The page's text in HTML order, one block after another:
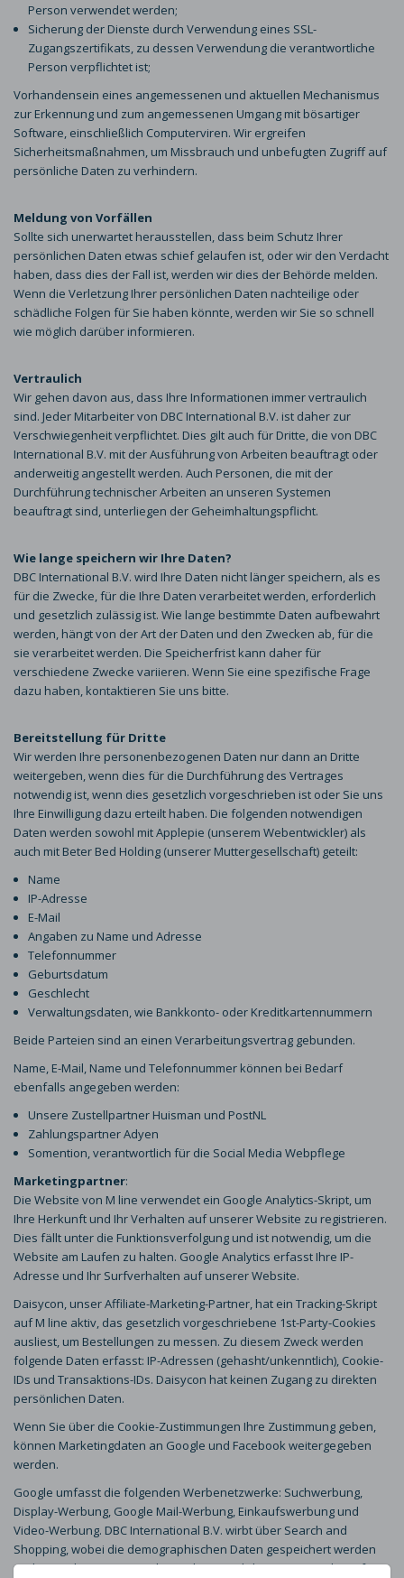
Person verwendet werden;
Sicherung der Dienste durch Verwendung eines SSL-
Zugangszertifikats, zu dessen Verwendung die verantwortliche
Person verpflichtet ist;
Vorhandensein eines angemessenen und aktuellen Mechanismus
zur Erkennung und zum angemessenen Umgang mit bösartiger
Software, einschließlich Computerviren. Wir ergreifen
Sicherheitsmaßnahmen, um Missbrauch und unbefugten Zugriff auf
persönliche Daten zu verhindern.
Meldung von Vorfällen
Sollte sich unerwartet herausstellen, dass beim Schutz Ihrer
persönlichen Daten etwas schief gelaufen ist, oder wir den Verdacht
haben, dass dies der Fall ist, werden wir dies der Behörde melden.
Wenn die Verletzung Ihrer persönlichen Daten nachteilige oder
schädliche Folgen für Sie haben könnte, werden wir Sie so schnell
wie möglich darüber informieren.
Vertraulich
Wir gehen davon aus, dass Ihre Informationen immer vertraulich
sind. Jeder Mitarbeiter von DBC International B.V. ist daher zur
Verschwiegenheit verpflichtet. Dies gilt auch für Dritte, die von DBC
International B.V. mit der Ausführung von Arbeiten beauftragt oder
anderweitig angestellt werden. Auch Personen, die mit der
Durchführung technischer Arbeiten an unseren Systemen
beauftragt sind, unterliegen der Geheimhaltungspflicht.
Wie lange speichern wir Ihre Daten?
DBC International B.V. wird Ihre Daten nicht länger speichern, als es
für die Zwecke, für die Ihre Daten verarbeitet werden, erforderlich
und gesetzlich zulässig ist. Wie lange bestimmte Daten aufbewahrt
werden, hängt von der Art der Daten und den Zwecken ab, für die
sie verarbeitet werden. Die Speicherfrist kann daher für
verschiedene Zwecke variieren. Wenn Sie eine spezifische Frage
dazu haben, kontaktieren Sie uns bitte.
Bereitstellung für Dritte
Wir werden Ihre personenbezogenen Daten nur dann an Dritte
weitergeben, wenn dies für die Durchführung des Vertrages
notwendig ist, wenn dies gesetzlich vorgeschrieben ist oder Sie uns
Ihre Einwilligung dazu erteilt haben. Die folgenden notwendigen
Daten werden sowohl mit Applepie (unserem Webentwickler) als
auch mit Beter Bed Holding (unserer Muttergesellschaft) geteilt:
Name
IP-Adresse
E-Mail
Angaben zu Name und Adresse
Telefonnummer
Geburtsdatum
Geschlecht
Verwaltungsdaten, wie Bankkonto- oder Kreditkartennummern
Beide Parteien sind an einen Verarbeitungsvertrag gebunden.
Name, E-Mail, Name und Telefonnummer können bei Bedarf
ebenfalls angegeben werden:
Unsere Zustellpartner Huisman und PostNL
Zahlungspartner Adyen
Somention, verantwortlich für die Social Media Webpflege
Marketingpartner:
Die Website von M line verwendet ein Google Analytics-Skript, um
Ihre Herkunft und Ihr Verhalten auf unserer Website zu registrieren.
Dies fällt unter die Funktionsverfolgung und ist notwendig, um die
Website am Laufen zu halten. Google Analytics erfasst Ihre IP-
Adresse und Ihr Surfverhalten auf unserer Website.
Daisycon, unser Affiliate-Marketing-Partner, hat ein Tracking-Skript
auf M line aktiv, das gesetzlich vorgeschriebene 1st-Party-Cookies
ausliest, um Bestellungen zu messen. Zu diesem Zweck werden
folgende Daten erfasst: IP-Adressen (gehasht/unkenntlich), Cookie-
IDs und Transaktions-IDs. Daisycon hat keinen Zugang zu direkten
persönlichen Daten.
Wenn Sie über die Cookie-Zustimmungen Ihre Zustimmung geben,
können Marketingdaten an Google und Facebook weitergegeben
werden.
Google umfasst die folgenden Werbenetzwerke: Suchwerbung,
Display-Werbung, Google Mail-Werbung, Einkaufswerbung und
Video-Werbung. DBC International B.V. wirbt über Search and
Shopping, wobei die demographischen Daten gespeichert werden
und Remarketing verwendet wird (persönliche Anzeigen, die auf